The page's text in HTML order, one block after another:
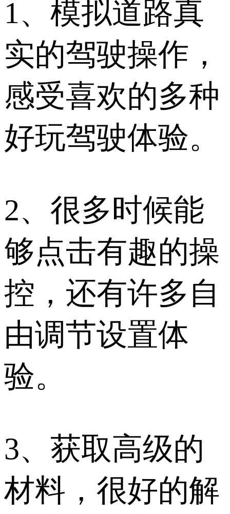
1、模拟道路真
实的驾驶操作，
感受喜欢的多种
好玩驾驶体验。
2、很多时候能
够点击有趣的操
控，还有许多自
由调节设置体
验。
3、获取高级的
材料，很好的解